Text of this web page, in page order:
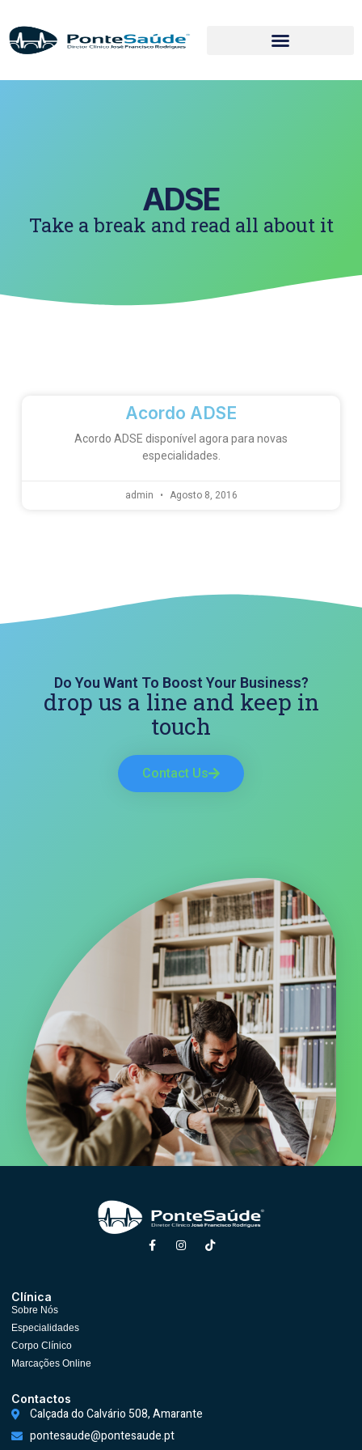
ADSE
Take a break and read all about it
Acordo ADSE
Acordo ADSE disponível agora para novas
especialidades.
admin Agosto 8, 2016
Do You Want To Boost Your Business?
drop us a line and keep in
touch
Contact Us
Clínica
Sobre Nós
Especialidades
Corpo Clínico
Marcações Online
Contactos
Calçada do Calvário 508, Amarante
pontesaude@pontesaude.pt